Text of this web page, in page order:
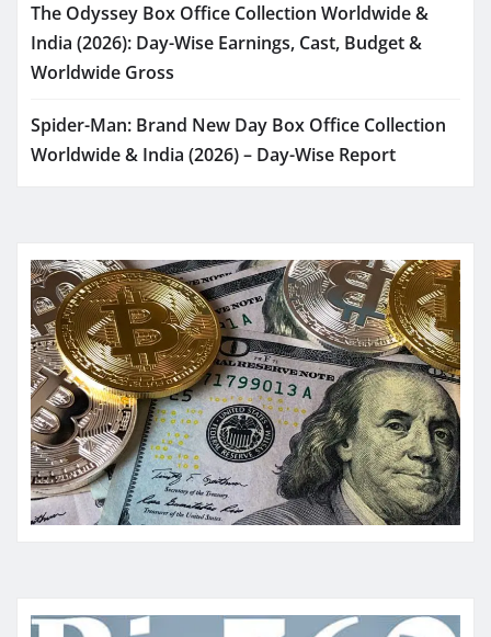
The Odyssey Box Office Collection Worldwide &
India (2026): Day-Wise Earnings, Cast, Budget &
Worldwide Gross
Spider-Man: Brand New Day Box Office Collection
Worldwide & India (2026) – Day-Wise Report